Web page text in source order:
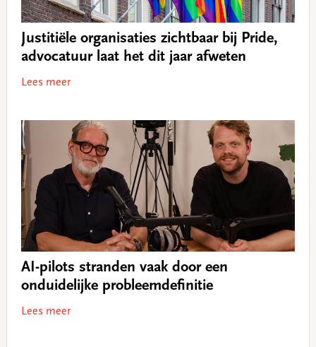
Justitiële organisaties zichtbaar bij Pride,
advocatuur laat het dit jaar afweten
Lees meer
AI-pilots stranden vaak door een
onduidelijke probleemdefinitie
Lees meer